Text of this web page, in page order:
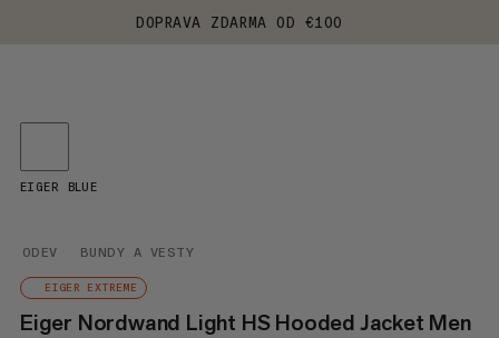
DOPRAVA ZDARMA OD €100
ODEV BUNDY A VESTY
EIGER EXTREME
Eiger Nordwand Light HS Hooded Jacket Men
EIGER BLUE